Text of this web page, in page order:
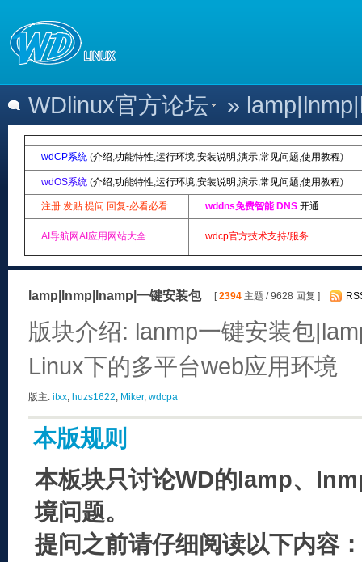
WDlinux官方论坛 »
wdCP系统 (介绍,功能特性,运行环境,安装说明 ,演示,常见问题,使用教程)
wdOS系统 (介绍,功能特性,运行环境,安装说明 ,演示,常见问题,使用教程)
注册 发贴 提问 回复-必看必看 wddns免费智能 DNS 开通
AI导航网AI应用网站大全 wdcp官方技术支持/服务
lamp|lnmp|lnamp|一键安装包 [2394 主题 / 9628 回复 ]
版块介绍: lanmp一键安装包
Linux下的多平台web应用环境
版主: itxx, huzs1622, Miker, wdcpa
本版规则
本板块只讨论WD的lamp、
境问题。
提问之前请仔细阅读以下内容：